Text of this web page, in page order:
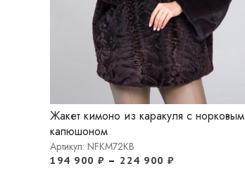
Жакет кимоно из каракуля с норковым
капюшоном
Артикул: NFKM72KB
194 900 ₽ – 224 900 ₽